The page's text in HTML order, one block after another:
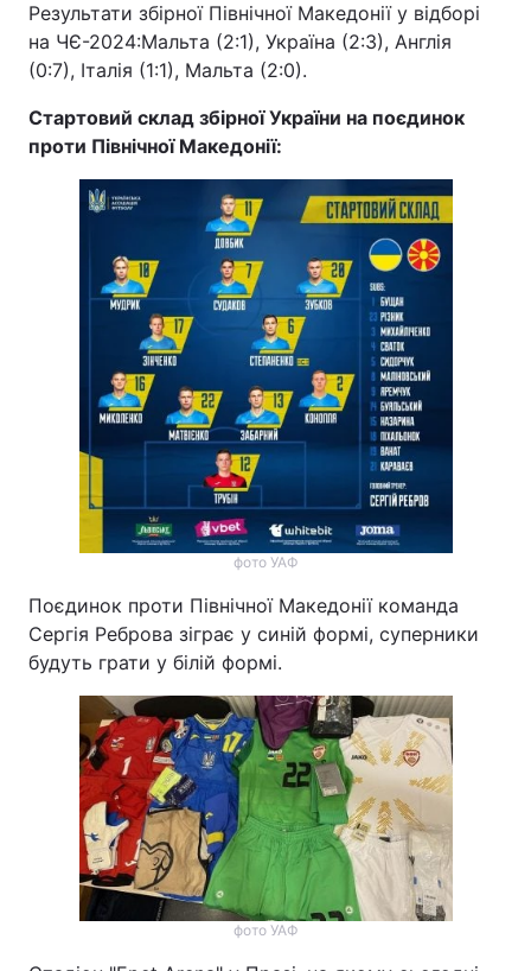
Результати збірної Північної Македонії у відборі
на ЧЄ-2024:Мальта (2:1), Україна (2:3), Англія
(0:7), Італія (1:1), Мальта (2:0).
Стартовий склад збірної України на поєдинок
проти Північної Македонії:
фото УАФ
Поєдинок проти Північної Македонії команда
Сергія Реброва зіграє у синій формі, суперники
будуть грати у білій формі.
фото УАФ